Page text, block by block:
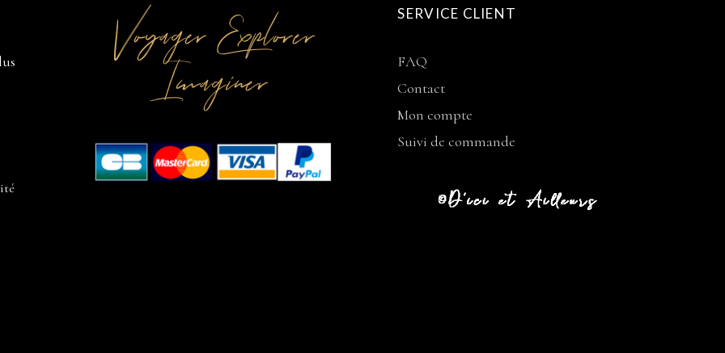
Voyager Explorer
Imaginer
SERVICE CLIENT
FAQ
Contact
Mon compte
Suivi de commande